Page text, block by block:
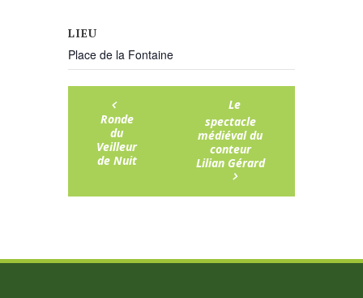
LIEU
Place de la Fontaine
Ronde
du
Veilleur
de Nuit
Le
spectacle
médiéval du
conteur
Lilian Gérard